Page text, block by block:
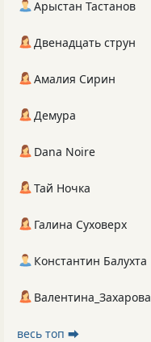
Арыстан Тастанов
Двенадцать струн
Амалия Сирин
Демура
Dana Noire
Тай Ночка
Галина Суховерх
Константин Балухта
Валентина_Захарова
весь топ ⮕